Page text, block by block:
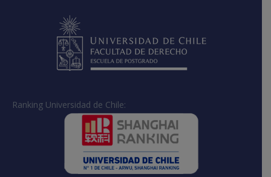
Ranking Universidad de Chile: